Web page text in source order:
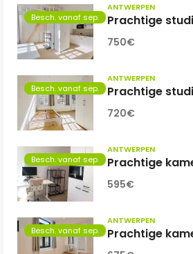
Besch. vanaf sep.
ANTWERPEN
750€
Besch. vanaf sep.
ANTWERPEN
720€
Besch. vanaf sep.
ANTWERPEN
595€
Besch. vanaf sep.
ANTWERPEN